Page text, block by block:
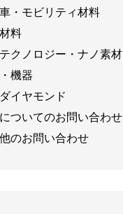
・モビリティ材料
料
クノロジー・ナノ素材
機器
イヤモンド
ついてのお問い合わせ
のお問い合わせ